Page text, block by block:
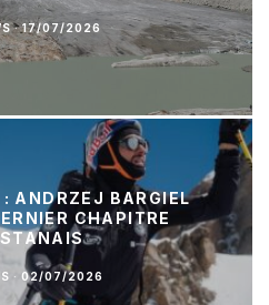
· 17/07/2026
ANDRZEJ BARGIEL
CHAPITRE
· 02/07/2026